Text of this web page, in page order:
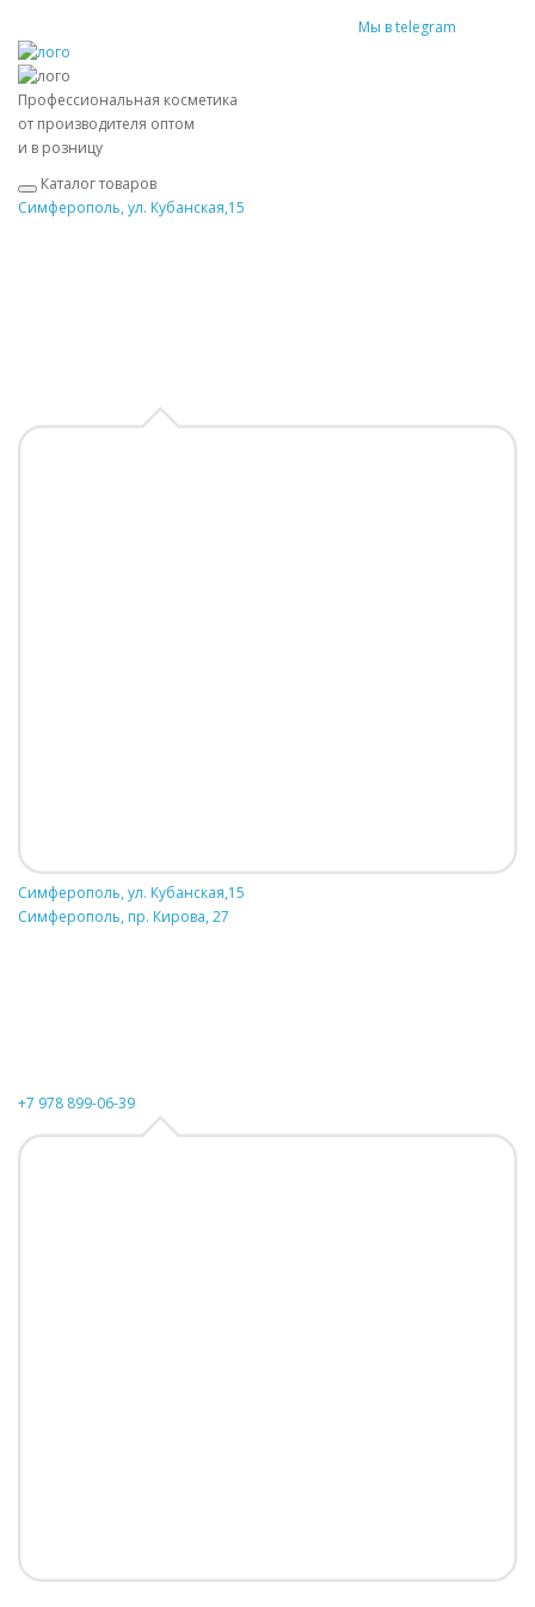
Мы в telegram
Профессиональная косметика
от производителя оптом
и в розницу
Каталог товаров
Симферополь, ул. Кубанская,15
Симферополь, ул. Кубанская,15
Симферополь, пр. Кирова, 27
+7 978 899-06-39